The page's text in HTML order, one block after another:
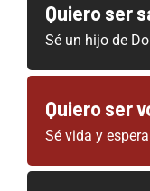
Quiero ser
Sé un hijo de
Quiero ser
Sé vida y